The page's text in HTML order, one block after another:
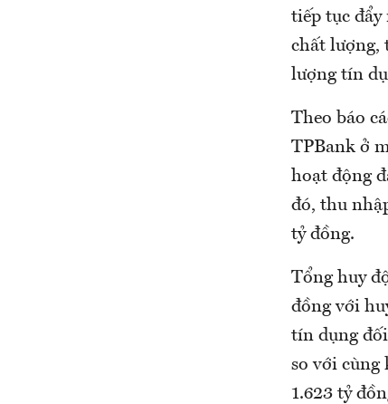
tiếp tục đẩy
chất lượng,
lượng tín
Theo báo
TPBank ở
hoạt động
đó, thu
tỷ đồng.
Tổng huy
đồng với
tín dụng
so với cùng
1.623 tỷ